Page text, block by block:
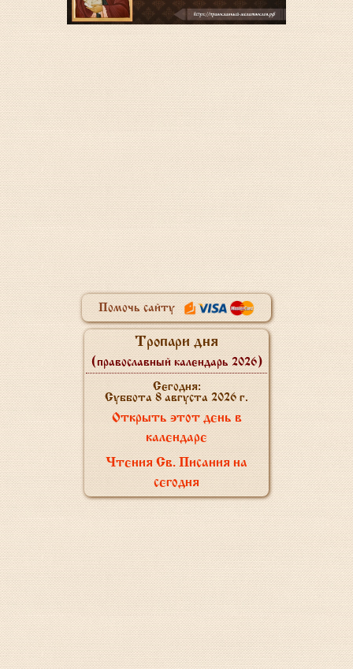
Помочь сайту
Тропари дня
(православный календарь 2026)
Сегодня:
Суббота 8 августа 2026 г.
Открыть этот день в
календаре
Чтения Св. Писания на
сегодня